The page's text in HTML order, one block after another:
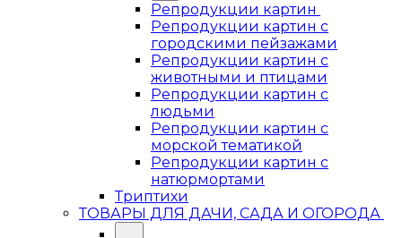
Репродукции картин
Репродукции картин с
городскими пейзажами
Репродукции картин с
животными и птицами
Репродукции картин с
людьми
Репродукции картин с
морской тематикой
Репродукции картин с
натюрмортами
Триптихи
ТОВАРЫ ДЛЯ ДАЧИ, САДА И ОГОРОДА